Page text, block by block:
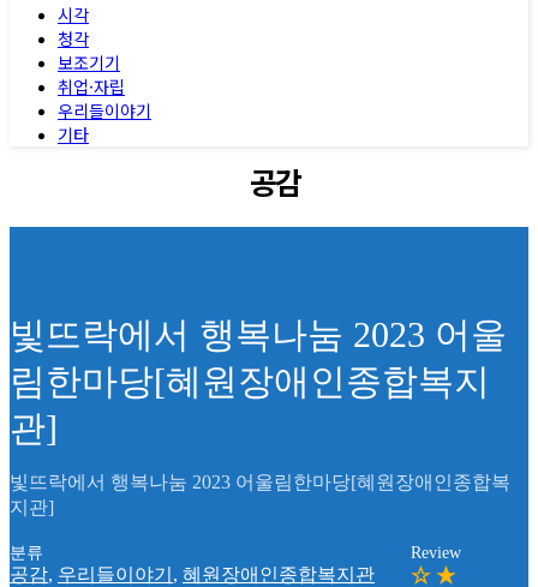
시각
청각
보조기기
취업·자립
우리들이야기
기타
공감
빛뜨락에서 행복나눔 2023 어울
림한마당[혜원장애인종합복지
관]
빛뜨락에서 행복나눔 2023 어울림한마당[혜원장애인종합복
지관]
분류
공감, 우리들이야기 , 혜원장애인종합복지관
Review